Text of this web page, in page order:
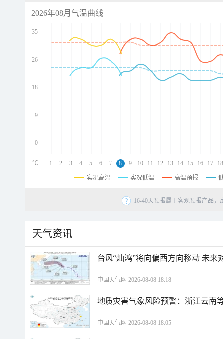
2026年08月气温曲线
35
26
18
9
0
1 2 3 4 5 6 7 8 9 10 11 12 13 14 15 16 17 18
℃
实况高温 实况低温 高温预报
16-40天预报属于客观预报产品
天气资讯
台风“灿鸿”将向偏西方向移动 未来
中国天气网 2026-08-08 18:18
地质灾害气象风险预警：浙江云南
中国天气网 2026-08-08 18:05